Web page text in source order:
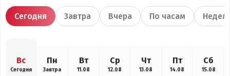
Сегодня Завтра Вчера По часам
Вс
Сегодня
Пн
Завтра
Вт
11.08
Ср
12.08
Чт
13.08
Пт
14.08
Сб
15.08